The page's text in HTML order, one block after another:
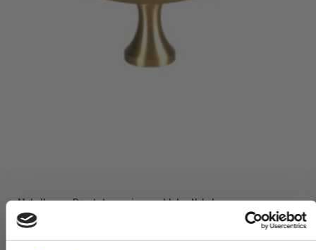
Møbelknop - Børstet messing med lak - Nyholm
BALL56SBDA